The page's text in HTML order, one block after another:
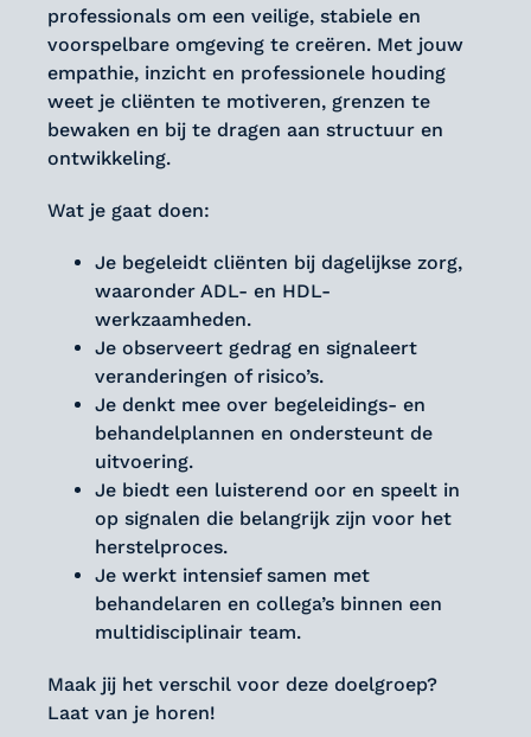
professionals om een veilige, stabiele en
voorspelbare omgeving te creëren. Met jouw
empathie, inzicht en professionele houding
weet je cliënten te motiveren, grenzen te
bewaken en bij te dragen aan structuur en
ontwikkeling.
Wat je gaat doen:
Je begeleidt cliënten bij dagelijkse zorg,
waaronder ADL- en HDL-
werkzaamheden.
Je observeert gedrag en signaleert
veranderingen of risico’s.
Je denkt mee over begeleidings- en
behandelplannen en ondersteunt de
uitvoering.
Je biedt een luisterend oor en speelt in
op signalen die belangrijk zijn voor het
herstelproces.
Je werkt intensief samen met
behandelaren en collega’s binnen een
multidisciplinair team.
Maak jij het verschil voor deze doelgroep?
Laat van je horen!